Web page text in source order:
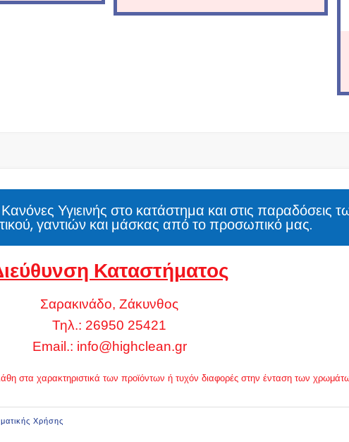
Υγιεινής στο κατάστημα και στις παραδόσεις
γαντιών και μάσκας από το προσωπικό μας.
Καταστήματος
Σαρακινάδο, Ζάκυνθος
Τηλ.: 26950 25421
Email.: info@highclean.gr
στα χαρακτηριστικά των προϊόντων ή τυχόν διαφορές στην ένταση των
Χρήσης